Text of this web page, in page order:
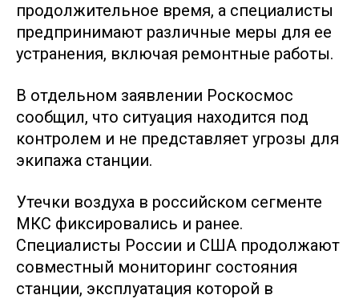
продолжительное время, а специалисты
предпринимают различные меры для ее
устранения, включая ремонтные работы.
В отдельном заявлении Роскосмос
сообщил, что ситуация находится под
контролем и не представляет угрозы для
экипажа станции.
Утечки воздуха в российском сегменте
МКС фиксировались и ранее.
Специалисты России и США продолжают
совместный мониторинг состояния
станции, эксплуатация которой в